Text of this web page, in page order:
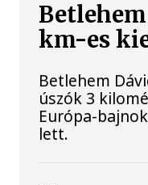
km-es
Betlehem
úszók 3
Európa-
lett.